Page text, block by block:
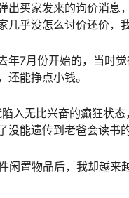
出买家发来的询价消息
乎没怎么讨价还价，
年7月份开始的，当时
能挣点小钱。
入无比兴奋的癫狂状
没能遗传到老爸会读书的
闲置物品后，我却越来